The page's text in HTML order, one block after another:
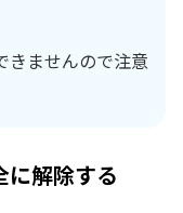
きませんので注意
に解除する